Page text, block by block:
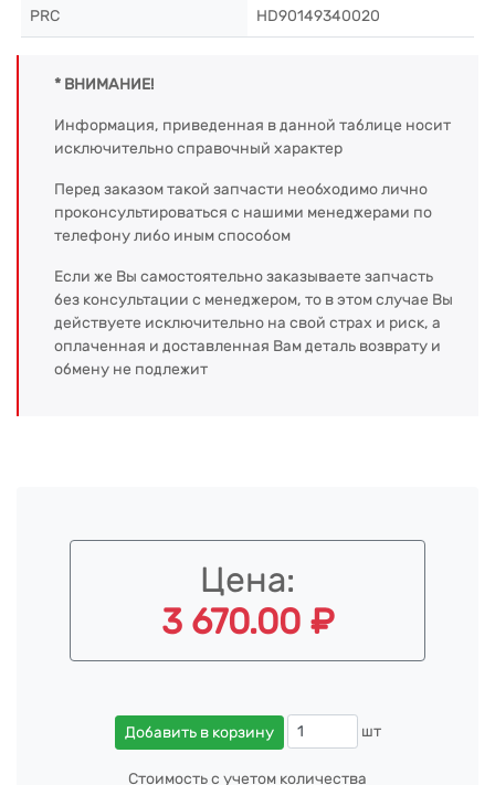
PRC HD90149340020
* ВНИМАНИЕ!
Информация, приведенная в данной таблице носит
исключительно справочный характер
Перед заказом такой запчасти необходимо лично
проконсультироваться с нашими менеджерами по
телефону либо иным способом
Если же Вы самостоятельно заказываете запчасть
без консультации с менеджером, то в этом случае Вы
действуете исключительно на свой страх и риск, а
оплаченная и доставленная Вам деталь возврату и
обмену не подлежит
Цена:
3 670.00 ₽
Добавить в корзину шт
Стоимость с учетом количества